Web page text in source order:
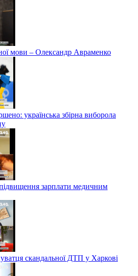
мови – Олександр Авраменко
українська збірна виборола
зарплати медичним
скандальної ДТП у Харкові